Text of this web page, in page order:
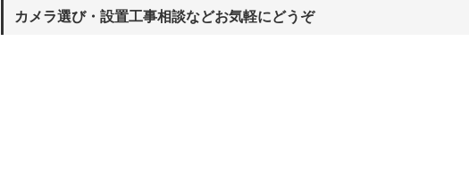
カメラ選び・設置工事相談などお気軽にどうぞ